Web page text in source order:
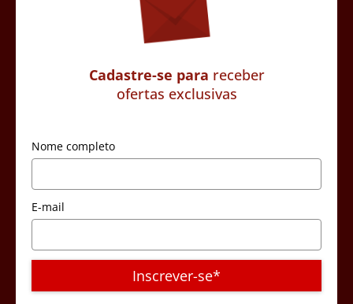
Cadastre-se para receber
ofertas exclusivas
Nome completo
E-mail
Inscrever-se*